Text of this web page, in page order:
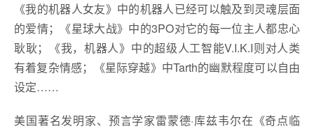
《我的机器人女友》中的机器人已经可以触及到灵魂层面
的爱情；《星球大战》中的3PO对它的每一位主人都忠心
耿耿；《我，机器人》中的超级人工智能V.I.K.I则对人类
有着复杂情感；《星际穿越》中Tarth的幽默程度可以自由
设定……
美国著名发明家、预言学家雷蒙德·库兹韦尔在《奇点临